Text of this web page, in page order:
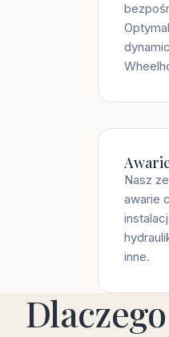
Nasz
awarie
inne.